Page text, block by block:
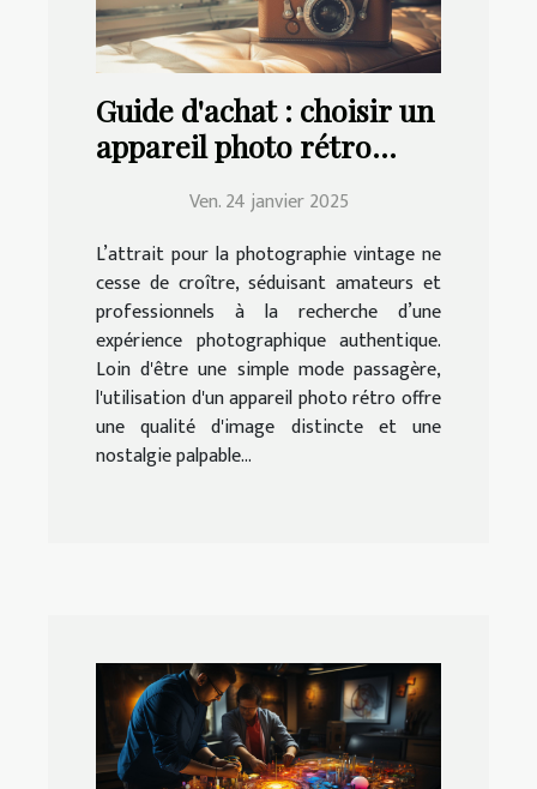
Guide d'achat : choisir un
appareil photo rétro
Ven. 24 janvier 2025
L’attrait pour la photographie vintage ne
cesse de croître, séduisant amateurs et
professionnels à la recherche d’une
expérience photographique authentique.
Loin d'être une simple mode passagère,
l'utilisation d'un appareil photo rétro offre
une qualité d'image distincte et une
nostalgie palpable...